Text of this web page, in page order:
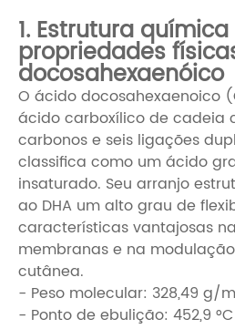
1. Estrutura
propriedades
docosahexaenóico
O ácido docosahexaenoico
ácido carboxílico de cadeia
carbonos e seis ligações
classifica como um ácido
insaturado. Seu arranjo
ao DHA um alto grau de
características vantajosas
membranas e na
cutânea.
- Peso molecular: 328,49 g/
- Ponto de ebulição: 452,9